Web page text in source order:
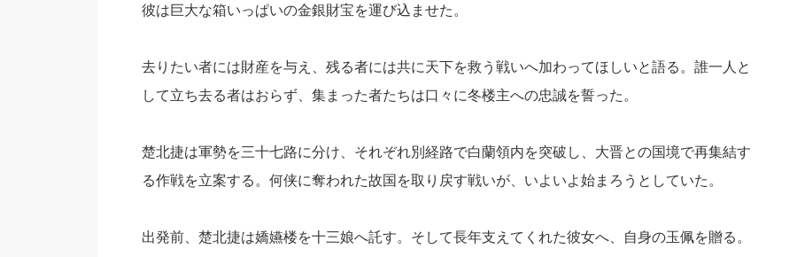
彼は巨大な箱いっぱいの金銀財宝を運び込ませた。
去りたい者には財産を与え、残る者には共に天下を救う戦いへ加わってほしいと語る。誰一人と
して立ち去る者はおらず、集まった者たちは口々に冬楼主への忠誠を誓った。
楚北捷は軍勢を三十七路に分け、それぞれ別経路で白蘭領内を突破し、大晋との国境で再集結す
る作戦を立案する。何侠に奪われた故国を取り戻す戦いが、いよいよ始まろうとしていた。
出発前、楚北捷は嬌嬿楼を十三娘へ託す。そして長年支えてくれた彼女へ、自身の玉佩を贈る。